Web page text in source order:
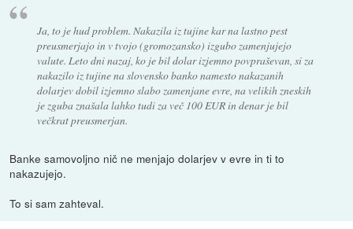
Ja, to je hud problem. Nakazila iz tujine kar na lastno pest
preusmerjajo in v tvojo (gromozansko) izgubo zamenjujejo
valute. Leto dni nazaj, ko je bil dolar izjemno povpraševan, si za
nakazilo iz tujine na slovensko banko namesto nakazanih
dolarjev dobil izjemno slabo zamenjane evre, na velikih zneskih
je zguba znašala lahko tudi za več 100 EUR in denar je bil
večkrat preusmerjan.
Banke samovoljno nič ne menjajo dolarjev v evre in ti to
nakazujejo.
To si sam zahteval.